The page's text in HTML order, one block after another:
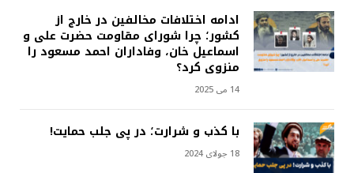
ادامه اختلافات مخالفین در خارج از
کشور؛ چرا شورای مقاومت حضرت علی و
اسماعیل خان، وفاداران احمد مسعود را
منزوی کرد؟
14 می 2025
با کذب و شرارت؛ در پی جلب حمایت!
18 جولای 2024